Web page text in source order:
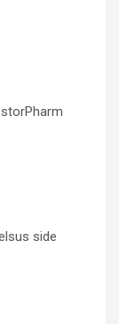
side